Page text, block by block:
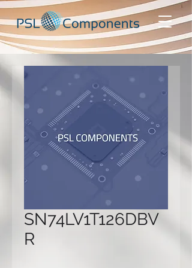
SN74LV1T126DBV
R